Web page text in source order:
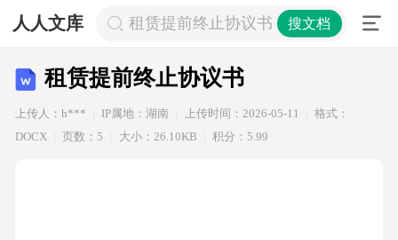
人人文库 租赁提前终止协议书 搜文档
租赁提前终止协议书
上传人：h*** IP属地：湖南 上传时间：2026-05-11
格式：
DOCX
页数：5 大小：26.10KB 积分：5.99